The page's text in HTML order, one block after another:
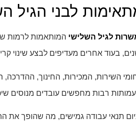
לבני הגיל
לגיל השלישי המותאמות לרמות
בעוד אחרים מעדיפים לבצע שינוי
השירות, המכירות, החינוך, ההדרכה,
רבות מחפשים עובדים מנוסים
תנאי עבודה גמישים, מה שהופך את